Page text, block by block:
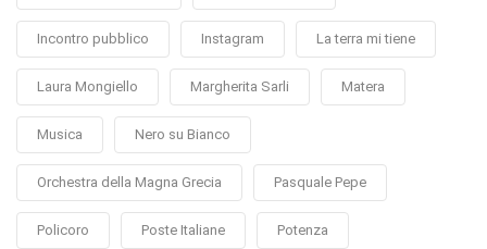
Incontro pubblico Instagram La terra mi tiene
Laura Mongiello Margherita Sarli Matera
Musica Nero su Bianco
Orchestra della Magna Grecia Pasquale Pepe
Policoro Poste Italiane Potenza